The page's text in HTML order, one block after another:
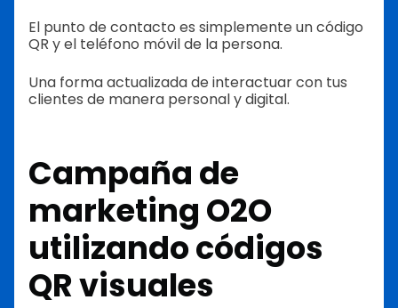
El punto de contacto es simplemente un código
QR y el teléfono móvil de la persona.
Una forma actualizada de interactuar con tus
clientes de manera personal y digital.
Campaña de
marketing O2O
utilizando códigos
QR visuales